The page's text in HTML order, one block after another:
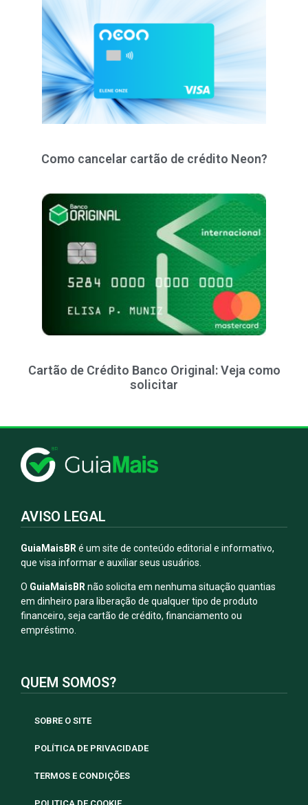
Como cancelar cartão de crédito Neon?
Cartão de Crédito Banco Original: Veja como
solicitar
AVISO LEGAL
GuiaMaisBR é um site de conteúdo editorial e informativo,
que visa informar e auxiliar seus usuários.
O GuiaMaisBRnão solicita em nenhuma situação quantias
em dinheiro para liberação de qualquer tipo de produto
financeiro, seja cartão de crédito, financiamento ou
empréstimo.
QUEM SOMOS?
SOBRE O SITE
POLÍTICA DE PRIVACIDADE
TERMOS E CONDIÇÕES